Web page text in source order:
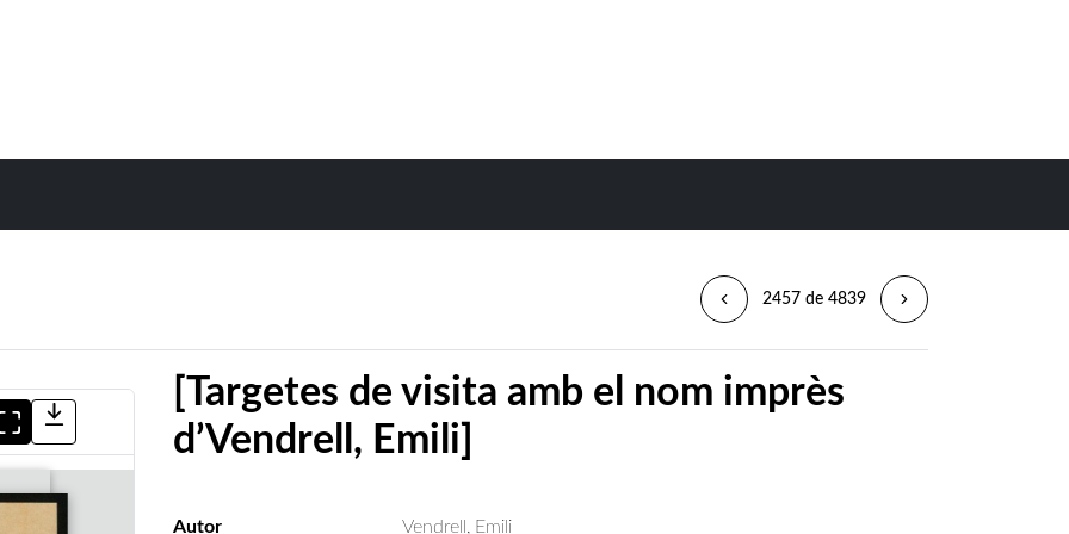
2457 de 4839
[Targetes de visita amb el nom imprès
d’Vendrell, Emili]
Autor
Vendrell, Emili